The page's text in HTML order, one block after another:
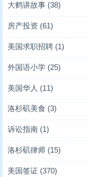
大鹤讲故事 (38)
房产投资 (61)
美国求职招聘 (1)
外国语小学 (25)
美国华人 (11)
洛杉矶美食 (3)
诉讼指南 (1)
洛杉矶律师 (15)
美国签证 (370)